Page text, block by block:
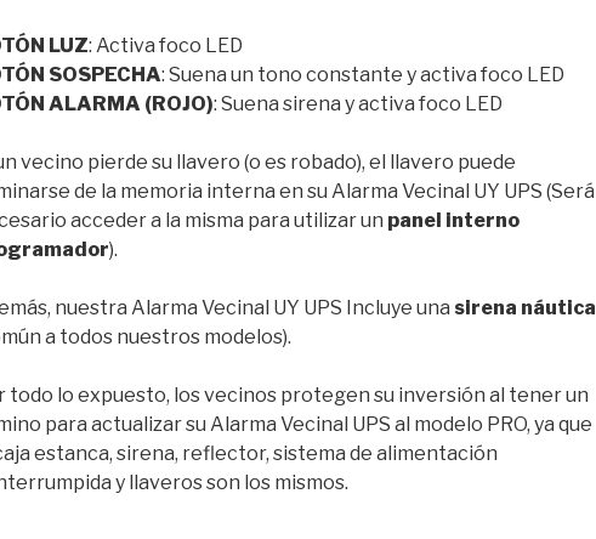
LUZ: Activa foco LED
SOSPECHA: Suena un tono constante y activa foco LED
ALARMA (ROJO): Suena sirena y activa foco LED
vecino pierde su llavero (o es robado), el llavero puede
de la memoria interna en su Alarma Vecinal UY UPS (Será
acceder a la misma para utilizar un panel interno
).
nuestra Alarma Vecinal UY UPS Incluye una sirena náutica
a todos nuestros modelos).
todo lo expuesto, los vecinos protegen su inversión al tener un
para actualizar su Alarma Vecinal UPS al modelo PRO, ya que
estanca, sirena, reflector, sistema de alimentación
y llaveros son los mismos.